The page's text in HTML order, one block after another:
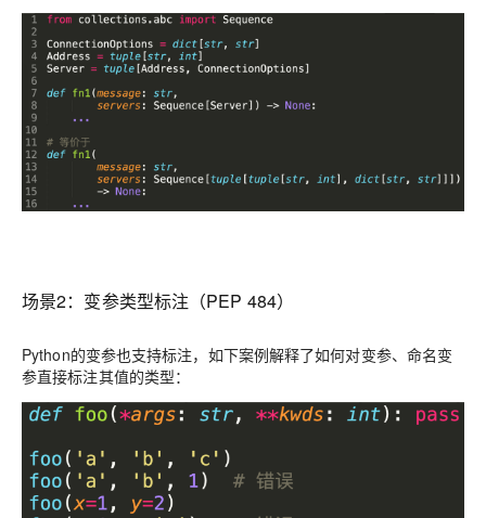
场景2： 变参类型标注（PEP 484）
Python的变参也支持标注，如下案例解释了如何对变参、命名变
参直接标注其值的类型：